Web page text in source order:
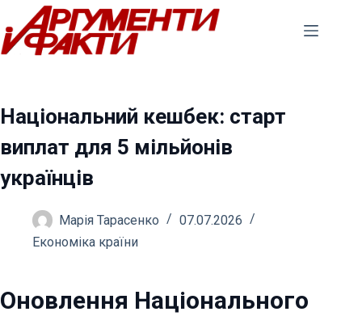
Перейти
до
вмісту
Національний кешбек: старт
виплат для 5 мільйонів
українців
Марія Тарасенко
07.07.2026
Економіка країни
Оновлення Національного